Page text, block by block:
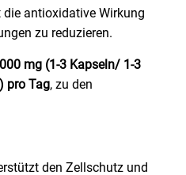
die antioxidative Wirkung
zu reduzieren.
mg (1-3 Kapseln/ 1-3
pro Tag, zu den
den Zellschutz und